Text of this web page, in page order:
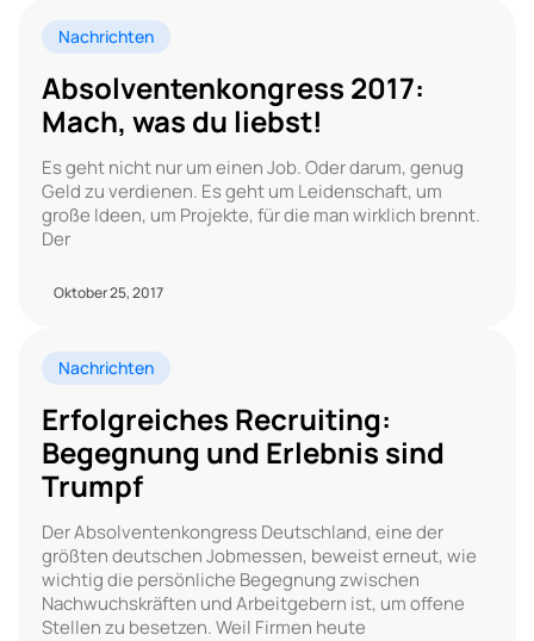
Nachrichten
Absolventenkongress 2017:
Mach, was du liebst!
Es geht nicht nur um einen Job. Oder darum, genug
Geld zu verdienen. Es geht um Leidenschaft, um
große Ideen, um Projekte, für die man wirklich brennt.
Der
Oktober 25, 2017
Nachrichten
Erfolgreiches Recruiting:
Begegnung und Erlebnis sind
Trumpf
Der Absolventenkongress Deutschland, eine der
größten deutschen Jobmessen, beweist erneut, wie
wichtig die persönliche Begegnung zwischen
Nachwuchskräften und Arbeitgebern ist, um offene
Stellen zu besetzen. Weil Firmen heute